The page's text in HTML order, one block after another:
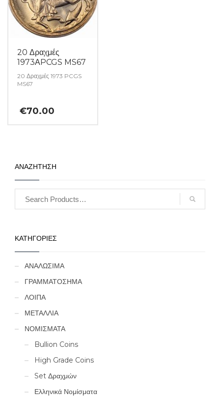
20 Δραχμές
1973ΑPCGS MS67
20 Δραχμές 1973 PCGS
MS67
€70.00
ΑΝΑΖΗΤΗΣΗ
ΚΑΤΗΓΟΡΙΕΣ
ΑΝΑΛΩΣΙΜΑ
ΓΡΑΜΜΑΤΟΣΗΜΑ
ΛΟΙΠΑ
ΜΕΤΑΛΛΙΑ
ΝΟΜΙΣΜΑΤΑ
Bullion Coins
High Grade Coins
Set Δραχμών
Ελληνικά Νομίσματα